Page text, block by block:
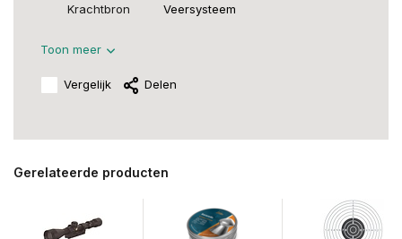
Krachtbron Veersysteem
Toon meer
Vergelijk Delen
Gerelateerde producten